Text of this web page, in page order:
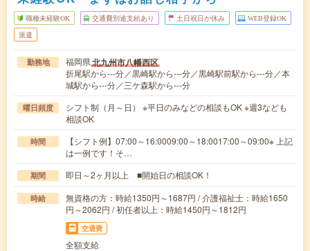
職種未経験OK 交通費別途支給あり 土日祝日が休み WEB登録OK
派遣
勤務地 福岡県北九州市八幡西区
折尾駅から---分／黒崎駅から---分／黒崎駅前駅から---分／本
城駅から---分／三ケ森駅から---分
曜日頻度
シフト制（月～日） ※平日のみなどの相談もOK ※週3なども
相談OK
時間
【シフト例】07:00～16:0009:00～18:0017:00～09:00※ 上記
は一例です！そ…
期間 即日～2ヶ月以上 ■開始日の相談OK！
時給
無資格の方：時給1350円～1687円 / 介護福祉士：時給1650
円～2062円 / 初任者以上：時給1450円～1812円
交通費
全額支給